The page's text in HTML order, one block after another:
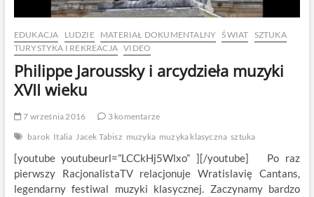
EDUKACJA LUDZIE MATERIAŁ DOKUMENTALNY ŚWIAT SZTUKA
TURYSTYKA I REKREACJA VIDEO
Philippe Jaroussky i arcydzieła muzyki
XVII wieku
7 września 2016
3 komentarze
barok Italia Jacek Tabisz muzyka muzyka klasyczna sztuka
[youtube youtubeurl=”LCCkHj5Wlxo” ][/youtube] Po raz
pierwszy RacjonalistaTV relacjonuje Wratislavię Cantans,
legendarny festiwal muzyki klasycznej. Zaczynamy bardzo